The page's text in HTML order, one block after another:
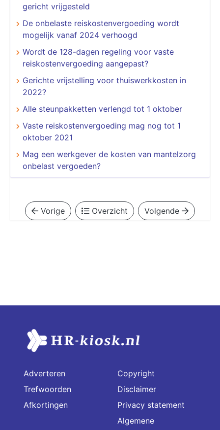
gericht vrijgesteld
De onbelaste reiskostenvergoeding wordt
mogelijk vanaf 2024 verhoogd
Wordt de 128-dagen regeling voor vaste
reiskostenvergoeding aangepast?
Gerichte vrijstelling voor thuiswerkkosten in
2022?
Alle steunpakketten verlengd tot 1 oktober
Vaste reiskostenvergoeding mag nog tot 1
oktober 2021
Mag een werkgever de kosten van mantelzorg
onbelast vergoeden?
Vorige Overzicht Volgende
Adverteren
Trefwoorden
Afkortingen
Copyright
Disclaimer
Privacy statement
Algemene